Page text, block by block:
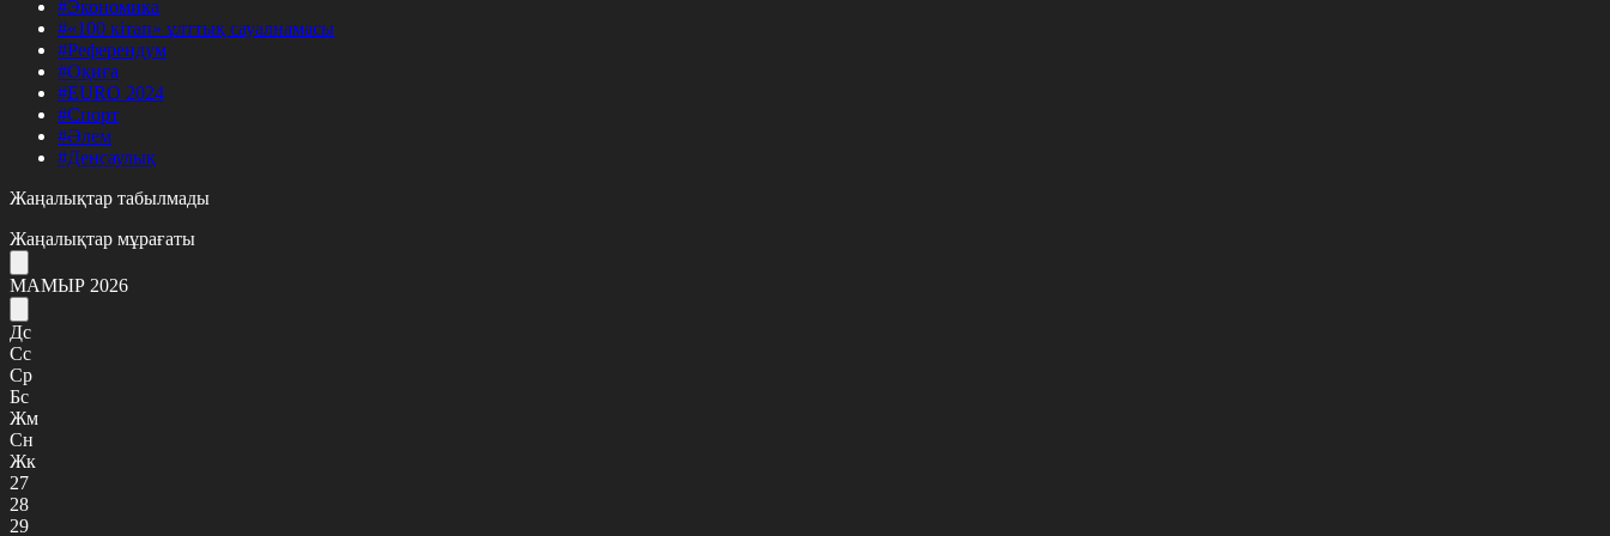
#Экономика
#«100 кітап» ұлттық сауалнамасы
#Референдум
#Оқиға
#EURO 2024
#Спорт
#Әлем
#Денсаулық
Жаңалықтар табылмады
Жаңалықтар мұрағаты
МАМЫР 2026
Дс
Сс
Ср
Бс
Жм
Сн
Жк
27
28
29